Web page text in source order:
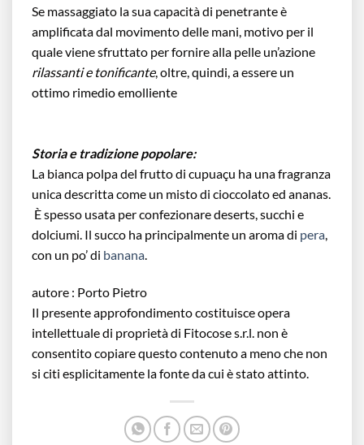
Se massaggiato la sua capacità di penetrante è
amplificata dal movimento delle mani, motivo per il
quale viene sfruttato per fornire alla pelle un’azione
rilassanti e tonificante, oltre, quindi, a essere un
ottimo rimedio emolliente
Storia e tradizione popolare:
La bianca polpa del frutto di cupuaçu ha una fragranza
unica descritta come un misto di cioccolato ed ananas.
È spesso usata per confezionare deserts, succhi e
dolciumi. Il succo ha principalmente un aroma di pera,
con un po’ di banana.
autore : Porto Pietro
Il presente approfondimento costituisce opera
intellettuale di proprietà di Fitocose s.r.l. non è
consentito copiare questo contenuto a meno che non
si citi esplicitamente la fonte da cui è stato attinto.